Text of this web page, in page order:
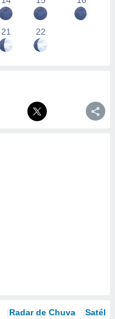
21 22
Radar de Chuva